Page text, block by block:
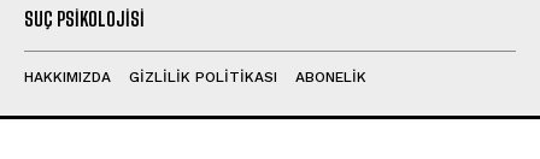
SUÇ PSIKOLOJISI
HAKKIMIZDA GIZLILIK POLITIKASI ABONELIK